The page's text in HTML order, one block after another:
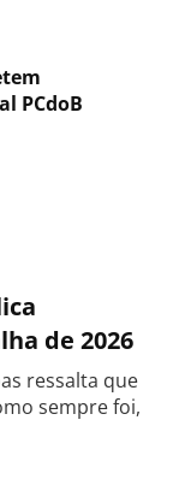
PCdoB
de 2026
ressalta que
sempre foi,